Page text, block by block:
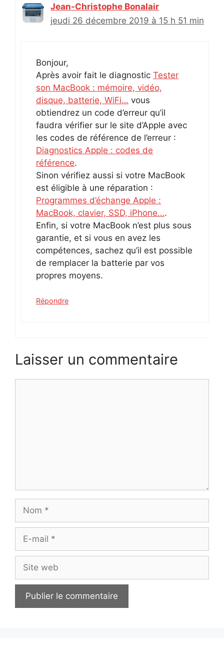
Jean-Christophe Bonalair
jeudi 26 décembre 2019 à 15 h 51 min
Bonjour,
Après avoir fait le diagnostic Tester
son MacBook : mémoire, vidéo,
disque, batterie, WiFi… vous
obtiendrez un code d’erreur qu’il
faudra vérifier sur le site d’Apple avec
les codes de référence de l’erreur :
Diagnostics Apple : codes de
référence.
Sinon vérifiez aussi si votre MacBook
est éligible à une réparation :
Programmes d’échange Apple :
MacBook, clavier, SSD, iPhone….
Enfin, si votre MacBook n’est plus sous
garantie, et si vous en avez les
compétences, sachez qu’il est possible
de remplacer la batterie par vos
propres moyens.
Répondre
Laisser un commentaire
mail
web